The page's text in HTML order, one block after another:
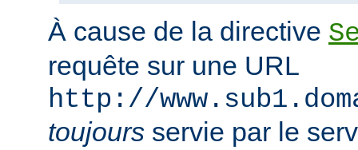
À cause de la directive
requête sur une URL
http://
toujours servie par le